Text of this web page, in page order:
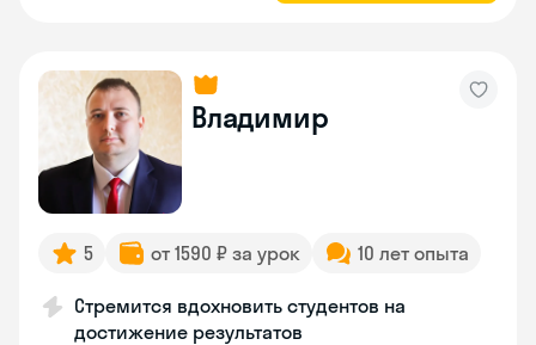
Владимир
5 от 1590 ₽ за урок 10 лет опыта
Стремится вдохновить студентов на
достижение результатов